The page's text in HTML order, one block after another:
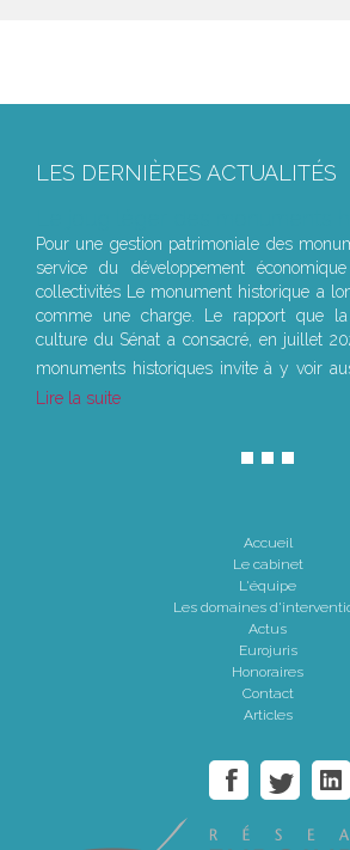
LES DERNIÈRES ACTUALITÉS
Pour une gestion patrimoniale des
service du développement
collectivités Le monument historique a
comme une charge. Le rapport que
culture du Sénat a consacré, en juillet
monuments historiques invite à y voir
Lire la suite
Accueil
Le cabinet
L'équipe
Les domaines
Actus
Eurojuris
Honoraires
Contact
Articles